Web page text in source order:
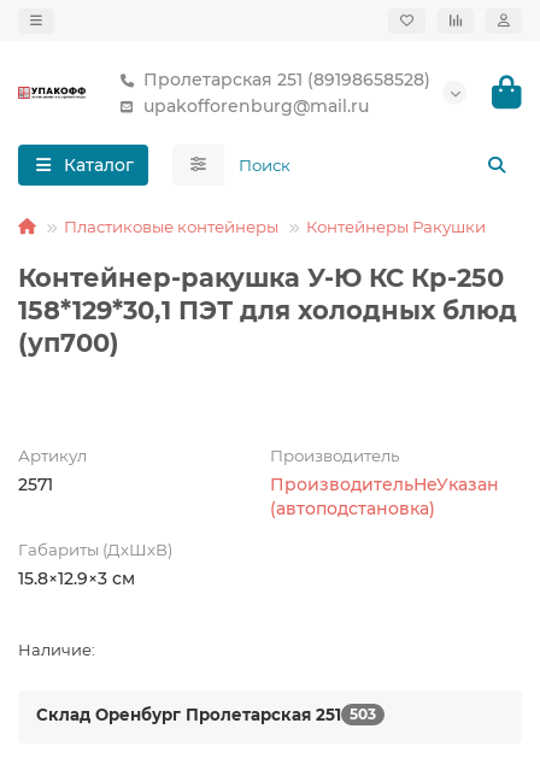
Пролетарская 251 (89198658528)
upakofforenburg@mail.ru
Каталог
Пластиковые контейнеры Контейнеры Ракушки
Контейнер-ракушка У-Ю КС Кр-250
158*129*30,1 ПЭТ для холодных блюд
(уп700)
Артикул
2571
Производитель
ПроизводительНеУказан
(автоподстановка)
Габариты (ДхШхВ)
15.8×12.9×3 см
Наличие:
Склад Оренбург Пролетарская 251 503